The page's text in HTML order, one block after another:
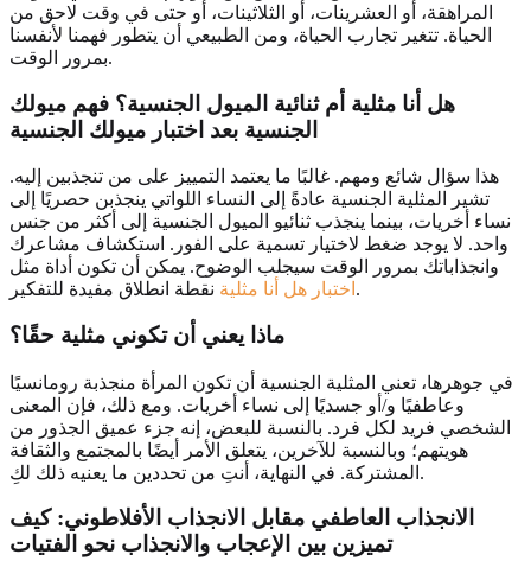
المراهقة، أو العشرينات، أو الثلاثينات، أو حتى في وقت لاحق من
الحياة. تتغير تجارب الحياة، ومن الطبيعي أن يتطور فهمنا لأنفسنا
بمرور الوقت.
هل أنا مثلية أم ثنائية الميول الجنسية؟ فهم ميولك
الجنسية بعد اختبار ميولك الجنسية
هذا سؤال شائع ومهم. غالبًا ما يعتمد التمييز على من تنجذبين إليه.
تشير المثلية الجنسية عادةً إلى النساء اللواتي ينجذبن حصريًا إلى
نساء أخريات، بينما ينجذب ثنائيو الميول الجنسية إلى أكثر من جنس
واحد. لا يوجد ضغط لاختيار تسمية على الفور. استكشاف مشاعرك
وانجذاباتك بمرور الوقت سيجلب الوضوح. يمكن أن تكون أداة مثل
اختبار هل أنا مثلية نقطة انطلاق مفيدة للتفكير.
ماذا يعني أن تكوني مثلية حقًا؟
في جوهرها، تعني المثلية الجنسية أن تكون المرأة منجذبة رومانسيًا
وعاطفيًا و/أو جسديًا إلى نساء أخريات. ومع ذلك، فإن المعنى
الشخصي فريد لكل فرد. بالنسبة للبعض، إنه جزء عميق الجذور من
هويتهم؛ وبالنسبة للآخرين، يتعلق الأمر أيضًا بالمجتمع والثقافة
المشتركة. في النهاية، أنتِ من تحددين ما يعنيه ذلك لكِ.
الانجذاب العاطفي مقابل الانجذاب الأفلاطوني: كيف
تميزين بين الإعجاب والانجذاب نحو الفتيات